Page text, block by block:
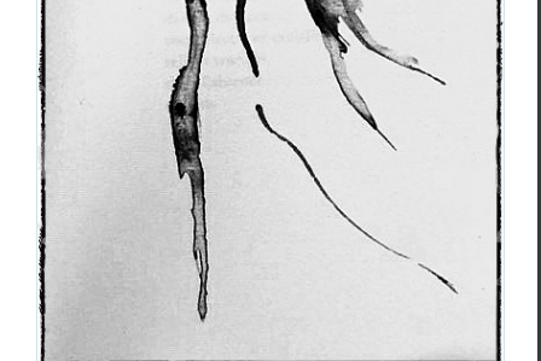
Florence Saint-Roch,Au bout du fil
encres de Maud Thiria
Cri­tiques Flo­rence Saint-Roch